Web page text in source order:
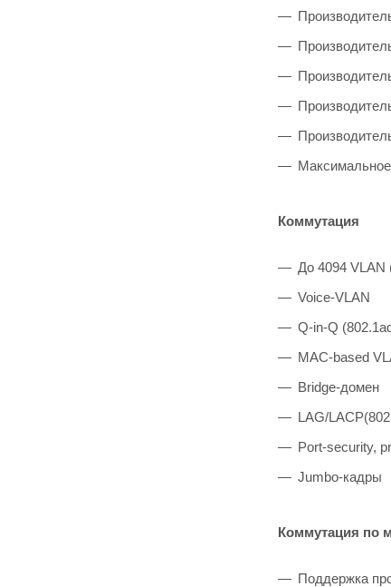
Коммутация
До 4094 VLAN
Voice-VLAN
Q-in-Q
MAC-based
Bridge-домен
LAG/
Port-security,
Jumbo-кадры
Коммутация по
Поддержка